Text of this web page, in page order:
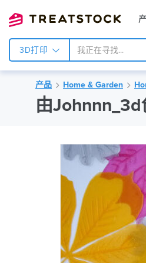
3D打印
产品 Home & Garden
由